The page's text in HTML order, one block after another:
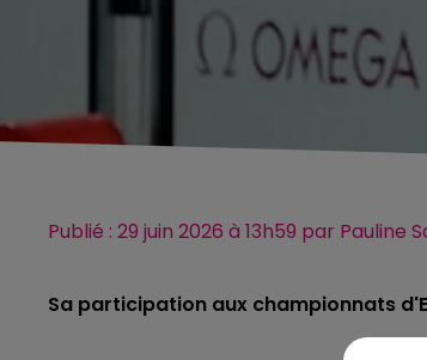
Publié : 29 juin 2026 à 13h59 par Pauline
Sa participation aux championnats